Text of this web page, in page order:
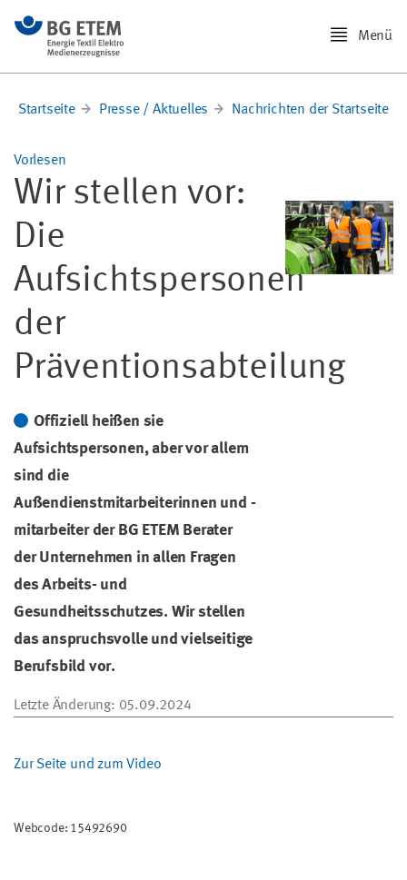
Menü
Startseite Presse / Aktuelles Nachrichten der Startseite
Vorlesen
Wir stellen vor:
Die
Aufsichtspersonen
der
Präventionsabteilung
Offiziell heißen sie
Aufsichtspersonen, aber vor allem
sind die
Außendienstmitarbeiterinnen und -
mitarbeiter der BG ETEM Berater
der Unternehmen in allen Fragen
des Arbeits- und
Gesundheitsschutzes. Wir stellen
das anspruchsvolle und vielseitige
Berufsbild vor.
Letzte Änderung: 05.09.2024
Zur Seite und zum Video
Webcode: 15492690